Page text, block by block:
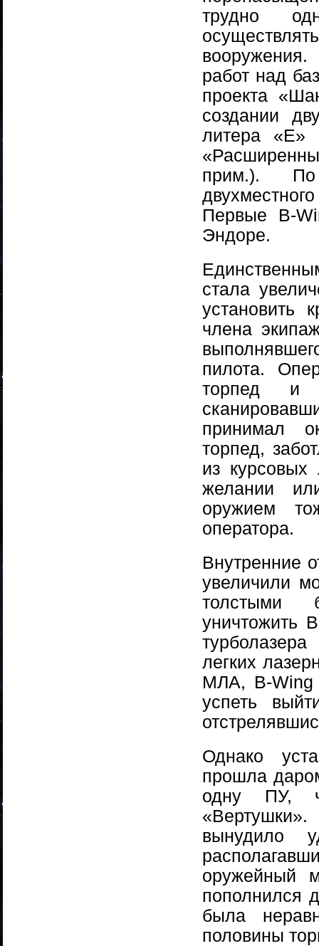
трудно
вооружения.
работ над
проекта
создании
литера «Е»
прим.). По
Первые B-
Эндоре.
стала
установить
члена
пилота.
торпед и
принимал
торпед,
из
желании
оружием
оператора.
Внутренние
увеличили
толстыми
уничтожить
легких
МЛА, B-Wing
успеть
Однако
прошла
одну ПУ,
вынудило
оружейный
пополнился
была
половины